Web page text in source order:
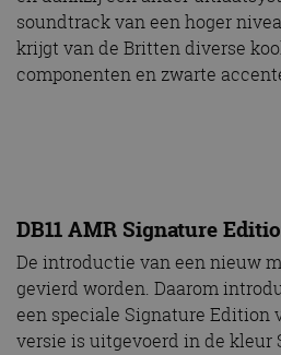
soundtrack van een hoger
krijgt van de Britten diverse
componenten en zwarte
DB11 AMR Signature
De introductie van een nieuw
gevierd worden. Daarom
een speciale Signature Edition
versie is uitgevoerd in de kleur